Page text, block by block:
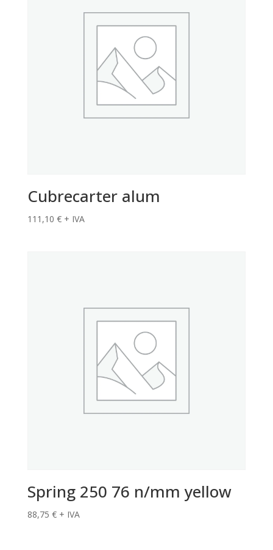
Cubrecarter alum
111,10 € + IVA
Spring 250 76 n/mm yellow
88,75 € + IVA